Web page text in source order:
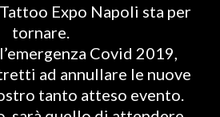
Expo Napoli sta per
tornare.
Covid 2019,
ad annullare le nuove
tanto atteso evento.